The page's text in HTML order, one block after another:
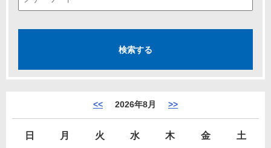
<< 2026年8月 >>
日 月 火 水 木 金
土